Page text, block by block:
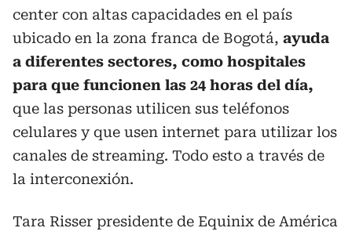
center con altas capacidades en el país
ubicado en la zona franca de Bogotá, ayuda
a diferentes sectores, como hospitales
para que funcionen las 24 horas del día,
que las personas utilicen sus teléfonos
celulares y que usen internet para utilizar los
canales de streaming. Todo esto a través de
la interconexión.
Tara Risser presidente de Equinix de América